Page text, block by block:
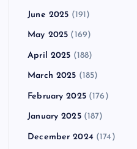
June 2025 (191)
May 2025 (169)
April 2025 (188)
March 2025 (185)
February 2025(176)
January 2025(187)
December 2024 (174)